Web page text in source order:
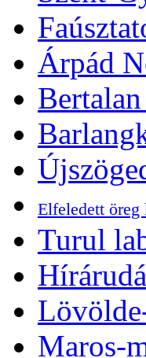
Árpád
Elfeledett öreg
Turul
Maros-